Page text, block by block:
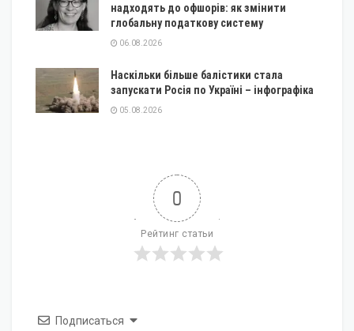
надходять до офшорів: як змінити
глобальну податкову систему
06.08.2026
Наскільки більше балістики стала
запускати Росія по Україні – інфографіка
05.08.2026
0
Рейтинг статьи
Подписаться